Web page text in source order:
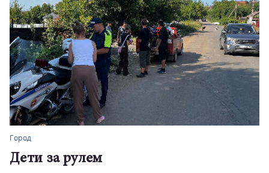
Город
Дети за рулем